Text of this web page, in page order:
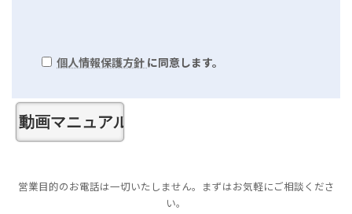
個人情報保護方針 に同意します。
営業目的のお電話は一切いたしません。まずはお気軽にご相談くださ
い。